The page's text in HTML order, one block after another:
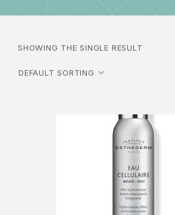
SHOWING THE SINGLE RESULT